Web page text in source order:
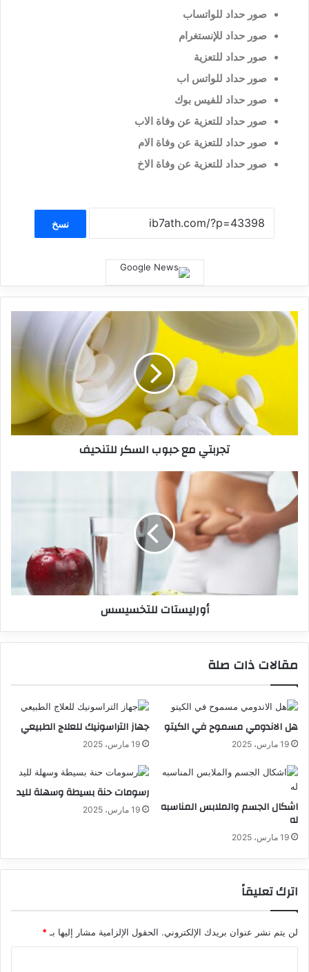
صور حداد للواتساب
صور حداد للإنستغرام
صور حداد للتعزية
صور حداد للواتس اب
صور حداد للفيس بوك
صور حداد للتعزية عن وفاة الاب
صور حداد للتعزية عن وفاة الام
صور حداد للتعزية عن وفاة الاخ
نسخ
تجربتي مع حبوب السكر للتنحيف
أورليستات للتخسيسس
مقالات ذات صلة
هل الاندومي مسموح في الكيتو
19 مارس، 2025
جهاز التراسونيك للعلاج الطبيعي
19 مارس، 2025
اشكال الجسم والملابس المناسبه
له
19 مارس، 2025
رسومات حنة بسيطة وسهلة لليد
19 مارس، 2025
اترك تعليقاً
لن يتم نشر عنوان بريدك الإلكتروني. الحقول الإلزامية مشار إليها بـ *